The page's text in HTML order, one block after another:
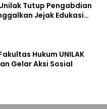
Tutup Pengabdian
Jejak Edukasi
Hukum UNILAK
Gelar Aksi Sosial